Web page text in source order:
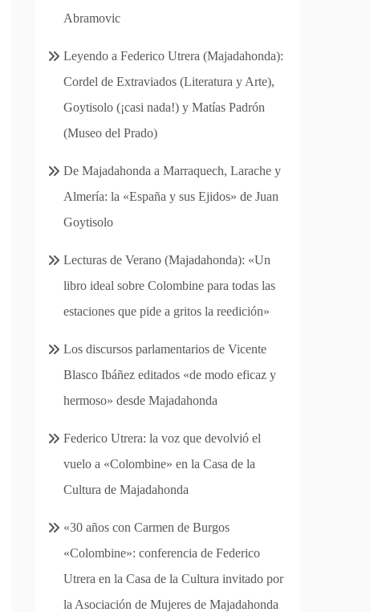
Abramovic
Leyendo a Federico Utrera (Majadahonda):
Cordel de Extraviados (Literatura y Arte),
Goytisolo (¡casi nada!) y Matías Padrón
(Museo del Prado)
De Majadahonda a Marraquech, Larache y
Almería: la «España y sus Ejidos» de Juan
Goytisolo
Lecturas de Verano (Majadahonda): «Un
libro ideal sobre Colombine para todas las
estaciones que pide a gritos la reedición»
Los discursos parlamentarios de Vicente
Blasco Ibáñez editados «de modo eficaz y
hermoso» desde Majadahonda
Federico Utrera: la voz que devolvió el
vuelo a «Colombine» en la Casa de la
Cultura de Majadahonda
«30 años con Carmen de Burgos
«Colombine»: conferencia de Federico
Utrera en la Casa de la Cultura invitado por
la Asociación de Mujeres de Majadahonda